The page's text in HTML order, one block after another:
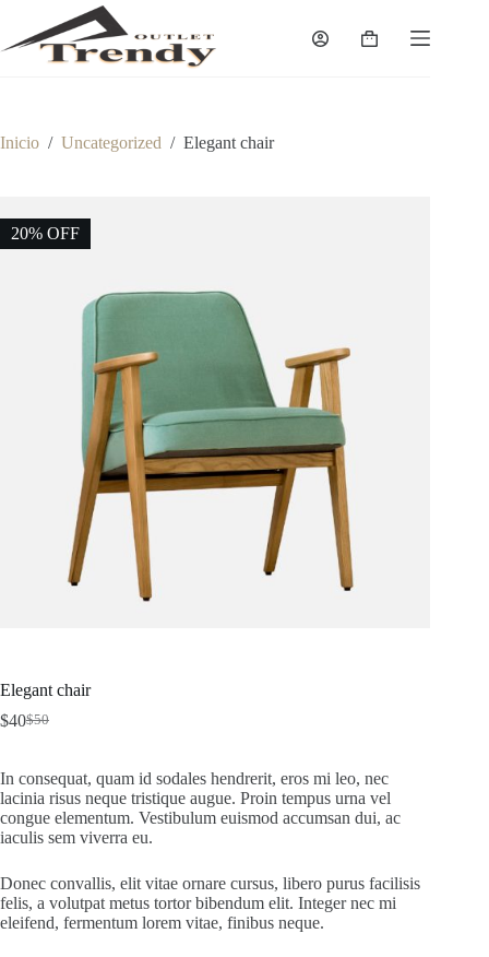
contenido
Carro
Inicio / Uncategorized / Elegant chair
20% OFF
Elegant chair
$50
El
era:
$50.
$40El
es:
$40.
In consequat, quam id sodales hendrerit, eros mi leo, nec
lacinia risus neque tristique augue. Proin tempus urna vel
congue elementum. Vestibulum euismod accumsan dui, ac
iaculis sem viverra eu.
Donec convallis, elit vitae ornare cursus, libero purus facilisis
felis, a volutpat metus tortor bibendum elit. Integer nec mi
eleifend, fermentum lorem vitae, finibus neque.